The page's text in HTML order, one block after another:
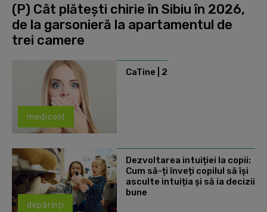
(P) Cât plătești chirie în Sibiu în 2026,
de la garsonieră la apartamentul de
trei camere
medicool
CaTine | 2
depărinți
Dezvoltarea intuiției la copii:
Cum să-ți înveți copilul să își
asculte intuiția și să ia decizii
bune